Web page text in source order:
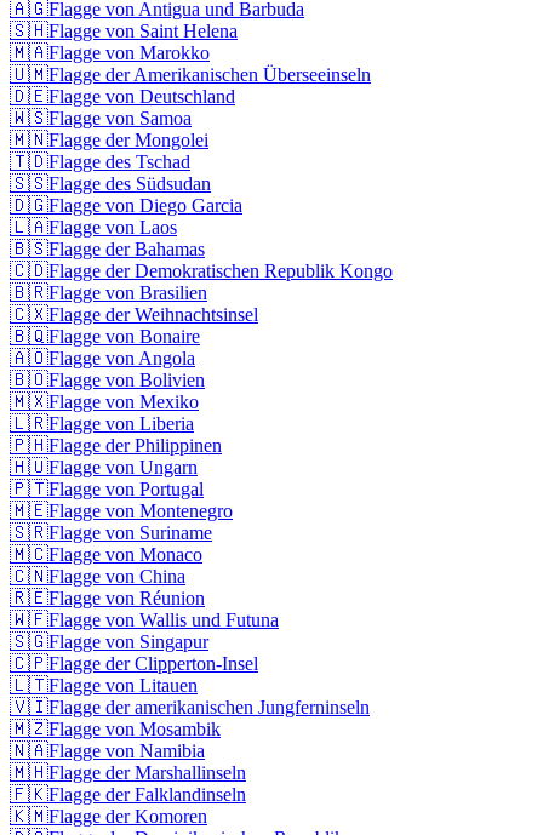
🇦🇬Flagge von Antigua und Barbuda
🇸🇭Flagge von Saint Helena
🇲🇦Flagge von Marokko
🇺🇲Flagge der Amerikanischen Überseeinseln
🇩🇪Flagge von Deutschland
🇼🇸Flagge von Samoa
🇲🇳Flagge der Mongolei
🇹🇩Flagge des Tschad
🇸🇸Flagge des Südsudan
🇩🇬Flagge von Diego Garcia
🇱🇦Flagge von Laos
🇧🇸Flagge der Bahamas
🇨🇩Flagge der Demokratischen Republik Kongo
🇧🇷Flagge von Brasilien
🇨🇽Flagge der Weihnachtsinsel
🇧🇶Flagge von Bonaire
🇦🇴Flagge von Angola
🇧🇴Flagge von Bolivien
🇲🇽Flagge von Mexiko
🇱🇷Flagge von Liberia
🇵🇭Flagge der Philippinen
🇭🇺Flagge von Ungarn
🇵🇹Flagge von Portugal
🇲🇪Flagge von Montenegro
🇸🇷Flagge von Suriname
🇲🇨Flagge von Monaco
🇨🇳Flagge von China
🇷🇪Flagge von Réunion
🇼🇫Flagge von Wallis und Futuna
🇸🇬Flagge von Singapur
🇨🇵Flagge der Clipperton-Insel
🇱🇹Flagge von Litauen
🇻🇮Flagge der amerikanischen Jungferninseln
🇲🇿Flagge von Mosambik
🇳🇦Flagge von Namibia
🇲🇭Flagge der Marshallinseln
🇫🇰Flagge der Falklandinseln
🇰🇲Flagge der Komoren